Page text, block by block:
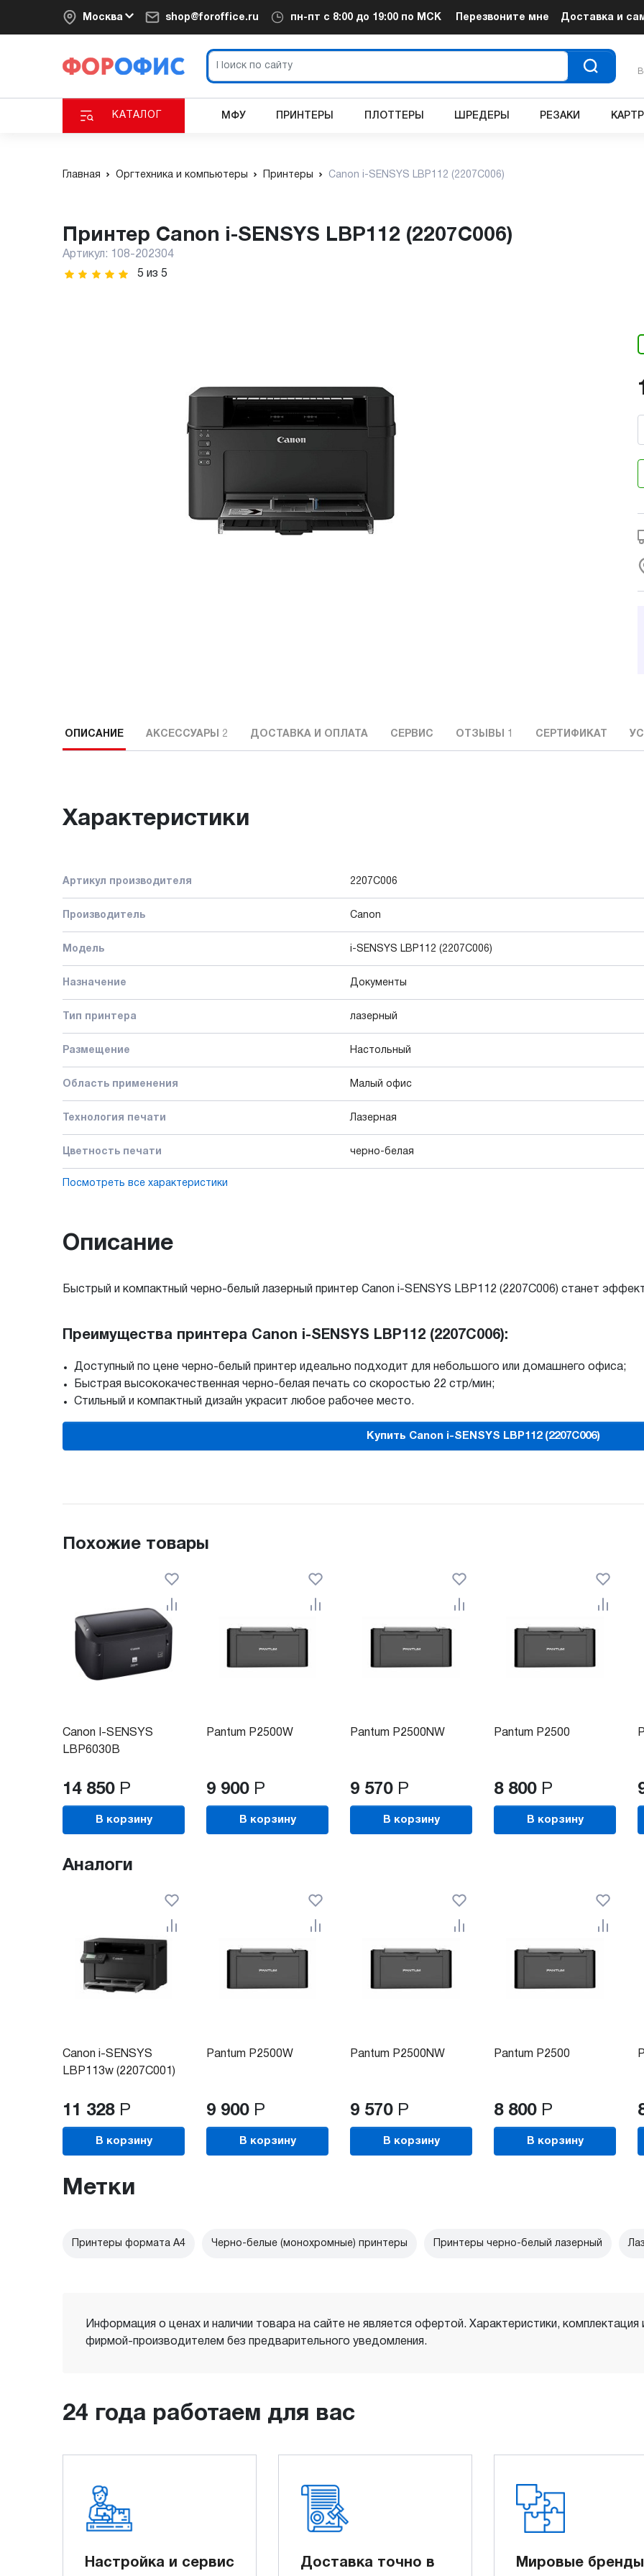
Москва shop@foroffice.ru пн-пт с 8:00 до 19:00 по МСК Перезвоните мне Доставка и
КАТАЛОГ МФУ ПРИНТЕРЫ ПЛОТТЕРЫ ШРЕДЕРЫ РЕЗАКИ
Главная Оргтехника и компьютеры Принтеры Canon i-SENSYS LBP112 (2207C006)
Принтер Canon i-SENSYS LBP112 (2207C006)
Артикул:
108-202304
5 из 5
ОПИСАНИЕ АКСЕССУАРЫ 2 ДОСТАВКА И ОПЛАТА СЕРВИС ОТЗЫВЫ СЕРТИФИКАТ
Характеристики
Артикул производителя 2207C006
Производитель Canon
Модель i-SENSYS LBP112 (2207C006)
Назначение Документы
Тип принтера лазерный
Размещение Настольный
Область применения Малый офис
Технология печати Лазерная
Цветность печати черно-белая
Посмотреть все характеристики
Описание
Быстрый и компактный черно-белый лазерный принтер Canon i-SENSYS LBP112 (2207C006) станет
Преимущества принтера Canon i-SENSYS LBP112 (2207C006):
Доступный по цене черно-белый принтер идеально подходит для небольшого или домашнего офиса;
Быстрая высококачественная черно-белая печать со скоростью 22 стр/мин;
Стильный и компактный дизайн украсит любое рабочее место.
Купить Canon i-SENSYS LBP112 (2207C006)
Похожие товары
Canon I-SENSYS
LBP6030B
14 850 Р
В корзину
Pantum P2500W
9 900 Р
В корзину
Pantum P2500NW
9 570 Р
В корзину
Pantum P2500
8 800 Р
В корзину
Аналоги
Canon i-SENSYS
LBP113w (2207C001)
11 328 Р
В корзину
Pantum P2500W
9 900 Р
В корзину
Pantum P2500NW
9 570 Р
В корзину
Pantum P2500
8 800 Р
В корзину
Метки
Принтеры формата А4 Черно-белые (монохромные) принтеры Принтеры черно-белый лазерный
Информация о ценах и наличии товара на сайте не является офертой. Характеристики,
фирмой-производителем без предварительного уведомления.
24 года работаем для вас
Настройка и сервис
Доставка точно в
Мировые бренды